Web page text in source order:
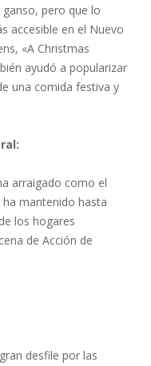
pero que lo
accesible en el Nuevo
«A Christmas
ayudó a popularizar
una comida festiva y
arraigado como el
mantenido hasta
los hogares
de Acción de
desfile por las